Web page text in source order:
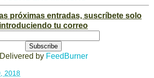
próximas entradas, suscríbete solo
introduciendo tu correo
Delivered by FeedBurner
2018